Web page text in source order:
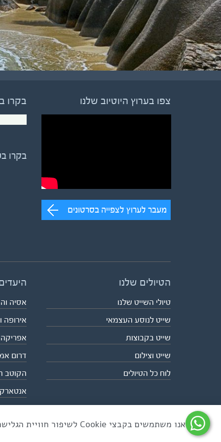
צפו בערוץ היוטיוב שלנו
מעבר לערוץ לצפייה בסרטונים
בקרו
בקרו
הטיולים שלנו
טיולי השייט שלנו
שייט לנוסע העצמאי
שייט בקבוצות
שייט וצילום
לוח כל הטיולים
אסיה
אירופה
אפריקה
דרום
הקוטב
כל הזכויות שמורות לאקו טיולי שטח | טלפון 03-6879090 | פקס 03-6879099 |
אנו משתמשים בקבצי Cookie לשיפור חוויית הגלישה ולניתוח שימוש באתר